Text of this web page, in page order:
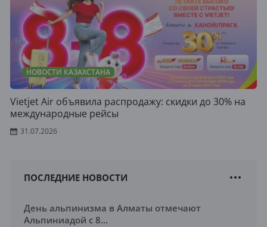
НОВОСТИ КАЗАХСТАНА
Vietjet Air объявила распродажу: скидки до 30% на
международные рейсы
31.07.2026
ПОСЛЕДНИЕ НОВОСТИ
День альпинизма в Алматы отмечают
Альпиниадой с 8...